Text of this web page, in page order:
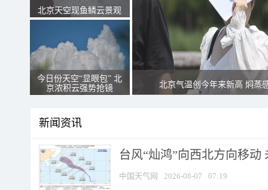
北京天空现鱼鳞云景观
今日份天空“显眼包” 北
京浓积云强势抢镜
北京气温创今年来新高 焖蒸
新闻资讯
台风“灿鸿”向西北方向移动
中国天气网 2026-08-07 07:19